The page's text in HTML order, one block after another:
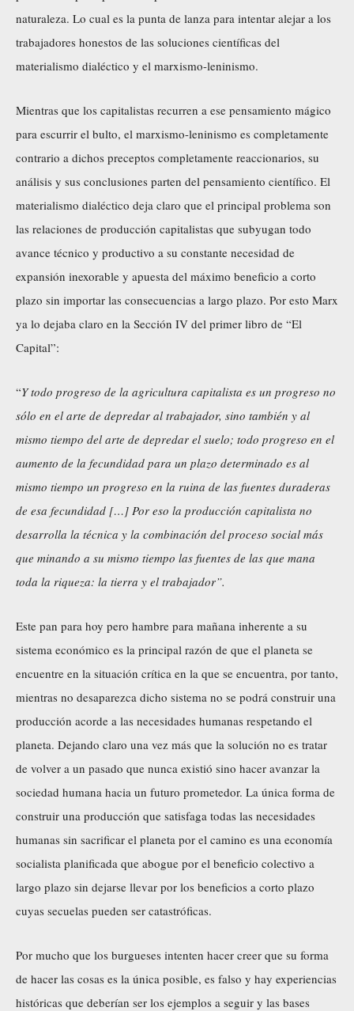
naturaleza. Lo cual es la punta de lanza para intentar alejar a los
trabajadores honestos de las soluciones científicas del
materialismo dialéctico y el marxismo-leninismo.
Mientras que los capitalistas recurren a ese pensamiento mágico
para escurrir el bulto, el marxismo-leninismo es completamente
contrario a dichos preceptos completamente reaccionarios, su
análisis y sus conclusiones parten del pensamiento científico. El
materialismo dialéctico deja claro que el principal problema son
las relaciones de producción capitalistas que subyugan todo
avance técnico y productivo a su constante necesidad de
expansión inexorable y apuesta del máximo beneficio a corto
plazo sin importar las consecuencias a largo plazo. Por esto Marx
ya lo dejaba claro en la Sección IV del primer libro de “El
Capital”:
“Y todo progreso de la agricultura capitalista es un progreso no
sólo en el arte de depredar al trabajador, sino también y al
mismo tiempo del arte de depredar el suelo; todo progreso en el
aumento de la fecundidad para un plazo determinado es al
mismo tiempo un progreso en la ruina de las fuentes duraderas
de esa fecundidad […] Por eso la producción capitalista no
desarrolla la técnica y la combinación del proceso social más
que minando a su mismo tiempo las fuentes de las que mana
toda la riqueza: la tierra y el trabajador”.
Este pan para hoy pero hambre para mañana inherente a su
sistema económico es la principal razón de que el planeta se
encuentre en la situación crítica en la que se encuentra, por tanto,
mientras no desaparezca dicho sistema no se podrá construir una
producción acorde a las necesidades humanas respetando el
planeta. Dejando claro una vez más que la solución no es tratar
de volver a un pasado que nunca existió sino hacer avanzar la
sociedad humana hacia un futuro prometedor. La única forma de
construir una producción que satisfaga todas las necesidades
humanas sin sacrificar el planeta por el camino es una economía
socialista planificada que abogue por el beneficio colectivo a
largo plazo sin dejarse llevar por los beneficios a corto plazo
cuyas secuelas pueden ser catastróficas.
Por mucho que los burgueses intenten hacer creer que su forma
de hacer las cosas es la única posible, es falso y hay experiencias
históricas que deberían ser los ejemplos a seguir y las bases